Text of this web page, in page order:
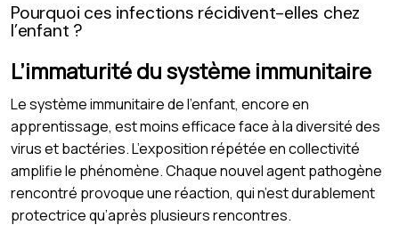
Pourquoi ces infections récidivent-elles chez
l’enfant ?
L’immaturité du système immunitaire
Le système immunitaire de l’enfant, encore en
apprentissage, est moins efficace face à la diversité des
virus et bactéries. L’exposition répétée en collectivité
amplifie le phénomène. Chaque nouvel agent pathogène
rencontré provoque une réaction, qui n’est durablement
protectrice qu’après plusieurs rencontres.